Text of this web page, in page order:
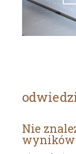
Nie
wyników